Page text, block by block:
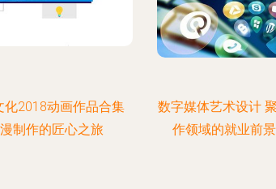
化2018动画作品合集
制作的匠心之旅
数字媒体艺术设计
作领域的就业前